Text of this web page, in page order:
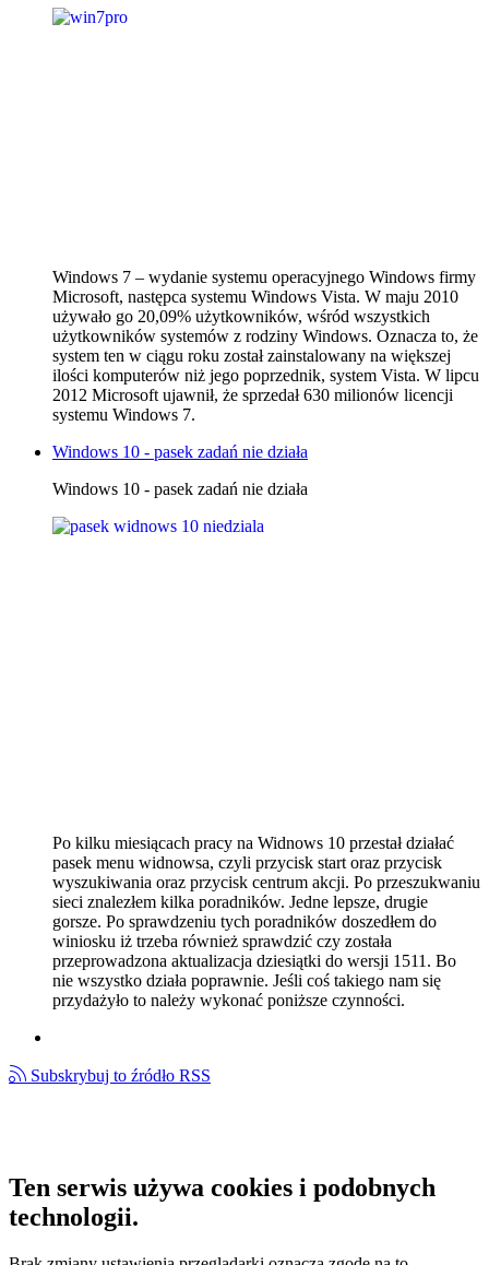
Windows 7 – wydanie systemu operacyjnego Windows firmy
Microsoft, następca systemu Windows Vista. W maju 2010
używało go 20,09% użytkowników, wśród wszystkich
użytkowników systemów z rodziny Windows. Oznacza to, że
system ten w ciągu roku został zainstalowany na większej
ilości komputerów niż jego poprzednik, system Vista. W lipcu
2012 Microsoft ujawnił, że sprzedał 630 milionów licencji
systemu Windows 7.
Windows 10 - pasek zadań nie działa
Windows 10 - pasek zadań nie działa
Po kilku miesiącach pracy na Widnows 10 przestał działać
pasek menu widnowsa, czyli przycisk start oraz przycisk
wyszukiwania oraz przycisk centrum akcji. Po przeszukwaniu
sieci znalezłem kilka poradników. Jedne lepsze, drugie
gorsze. Po sprawdzeniu tych poradników doszedłem do
winiosku iż trzeba również sprawdzić czy została
przeprowadzona aktualizacja dziesiątki do wersji 1511. Bo
nie wszystko działa poprawnie. Jeśli coś takiego nam się
przydażyło to należy wykonać poniższe czynności.
Subskrybuj to źródło RSS
Ten serwis używa cookies i podobnych
technologii.